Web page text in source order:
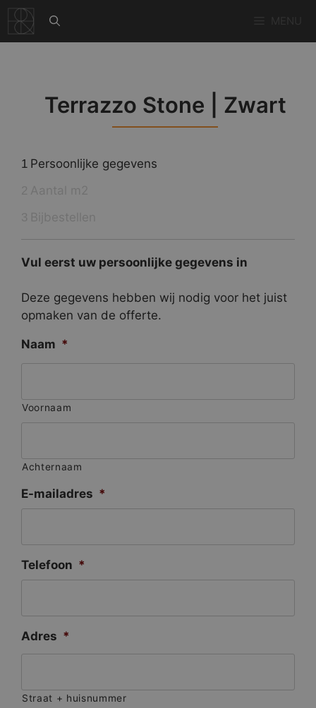
naar
de
Terrazzo Stone | Zwart
1 Persoonlijke gegevens
Vul eerst uw persoonlijke gegevens in
Deze gegevens hebben wij nodig voor het juist
opmaken van de offerte.
Naam *
Voornaam
Achternaam
E-mailadres *
Telefoon *
Adres *
Straat + huisnummer